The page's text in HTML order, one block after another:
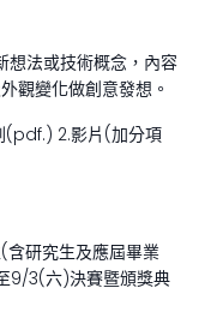
想法或技術概念，內容
觀變化做創意發想。
(pdf.) 2.影片(加分項
含研究生及應屆畢業
9/3(六)決賽暨頒獎典